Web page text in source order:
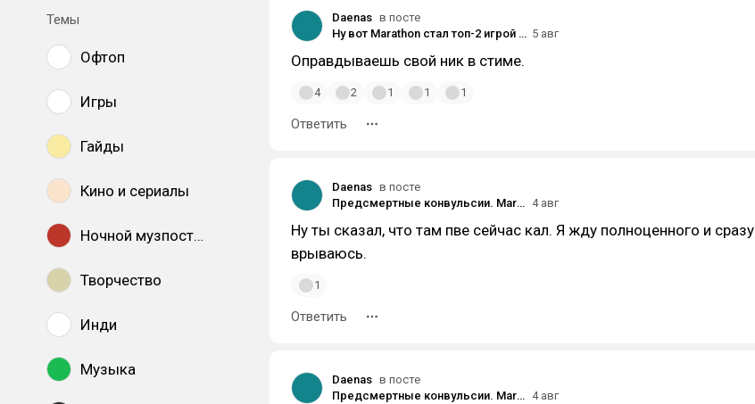
Темы
Офтоп
Игры
Гайды
Кино и сериалы
Ночной музпостинг
Творчество
Инди
Музыка
Daenas в посте
Ну вот Marathon стал топ-2 игрой по количеству наигранного времени. А вчера вот такой лут потерял 5 авг
Оправдываешь свой ник в стиме.
4 2 1 1 1
Ответить
Daenas в посте
Предсмертные конвульсии. Marathon В С Ё ⚡⚡⚡ 4 авг
Ну ты сказал, что там пве сейчас кал. Я жду полноценного и сразу
врываюсь.
1
Ответить
Daenas в посте
Предсмертные конвульсии. Marathon В С Ё ⚡⚡⚡ 4 авг